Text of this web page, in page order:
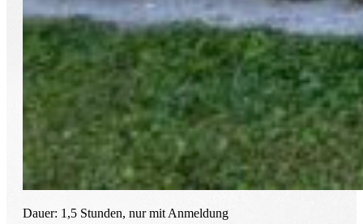
Dauer: 1,5 Stunden, nur mit Anmeldung